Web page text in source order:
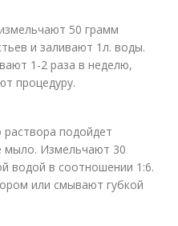
50 грамм
и заливают 1л. воды.
1-2 раза в неделю,
процедуру.
подойдет
мыло. Измельчают 30
водой в соотношении 1:6.
или смывают губкой